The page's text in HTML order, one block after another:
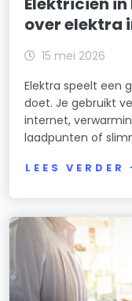
over elektra
15 mei 2026
Elektra speelt een
doet. Je gebruikt
internet,
laadpunten of
LEES VERDER